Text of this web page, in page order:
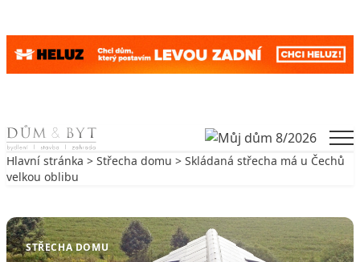
Skip to content
Hlavní stránka > Střecha domu > Skládaná střecha má u Čechů
velkou oblibu
STŘECHA DOMU